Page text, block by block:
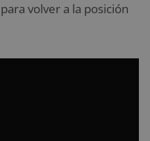
volver a la posición